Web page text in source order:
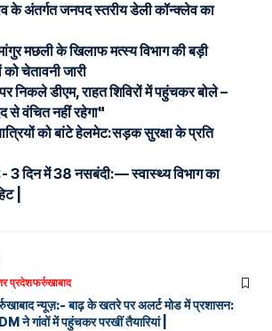
के अंतर्गत जनपद स्तरीय डेली कॉन्क्लेव का
मछली के खिलाफ मत्स्य विभाग की बड़ी
को चेतावनी जारी
निकले डीएम, राहत शिविरों में पहुंचकर बोले –
से वंचित नहीं रहेगा"
को बांटे हेलमेट:सड़क सुरक्षा के प्रति
3 दिन में 38 नसबंदी:— स्वास्थ्य विभाग का
|
प्रदेशफर्रुखाबाद
न्यूज़:- बाढ़ के खतरे पर अलर्ट मोड में प्रशासन:
ने गांवों में पहुंचकर परखीं तैयारियां |